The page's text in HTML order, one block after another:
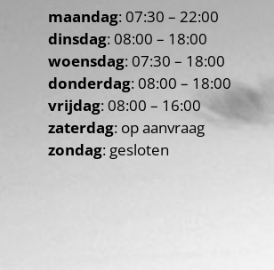
maandag: 07:30 – 22:00
dinsdag: 08:00 – 18:00
woensdag: 07:30 – 18:00
donderdag: 08:00 – 18:00
vrijdag: 08:00 – 16:00
zaterdag: op aanvraag
zondag: gesloten